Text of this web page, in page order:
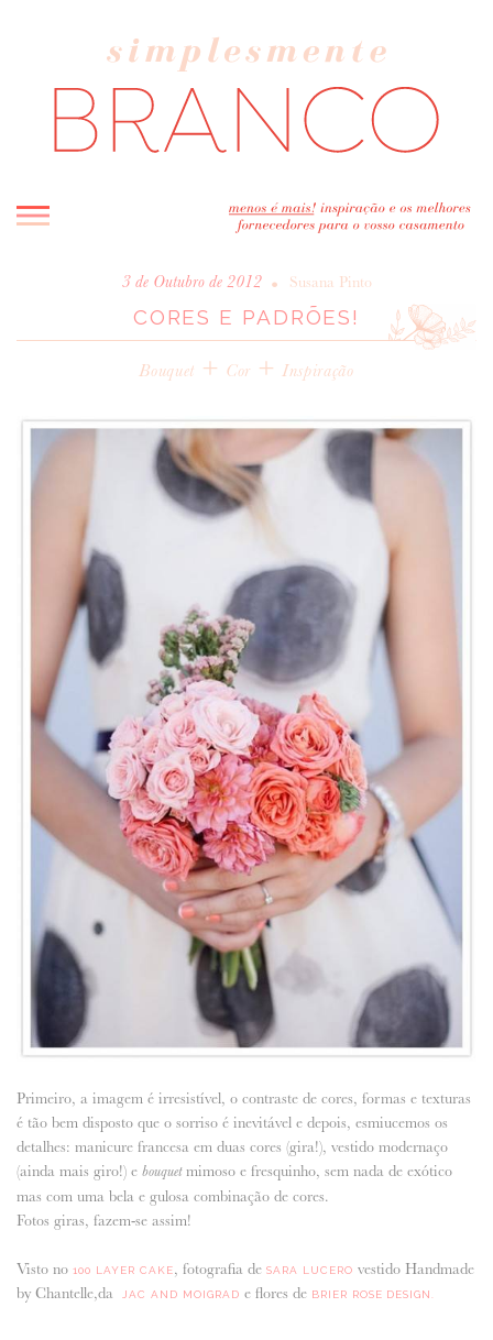
INICIO
BLOG
CASAVA-ME AQUI!
FORNECEDORES RECOMENDADOS
3 de Outubro de 2012 • Susana Pinto
CORES E PADRÕES!
Bouquet + Cor + Inspiração
Primeiro, a imagem é irresistível, o contraste de cores, formas e texturas
é tão bem disposto que o sorriso é inevitável e depois, esmiucemos os
detalhes: manicure francesa em duas cores (gira!), vestido modernaço
(ainda mais giro!) e bouquetmimoso e fresquinho, sem nada de exótico
mas com uma bela e gulosa combinação de cores.
Fotos giras, fazem-se assim!
Visto no 100 LAYER CAKE, fotografia de SARA LUCERO vestido Handmade
by Chantelle,da
JAC AND MOIGRAD e flores de BRIER ROSE DESIGN.